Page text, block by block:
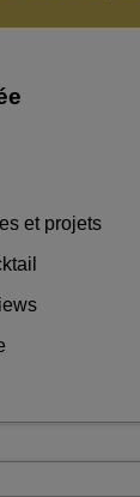
et projets